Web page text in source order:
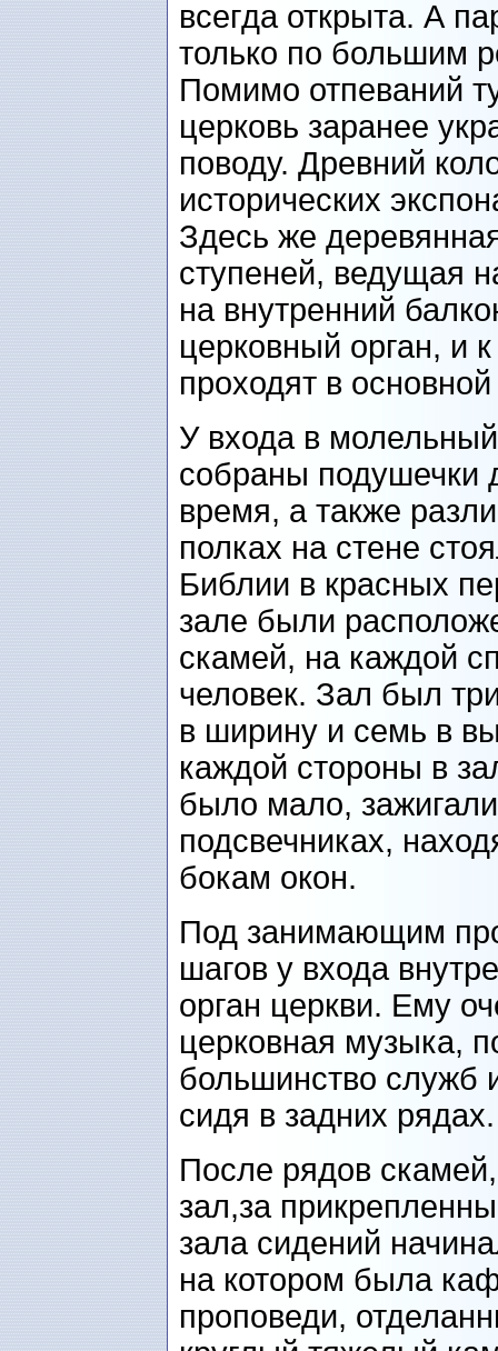
всегда открыта. А
только по большим
Помимо отпеваний
церковь заранее
поводу. Древний
исторических
Здесь же
ступеней, ведущая
на внутренний
церковный орган, и
проходят в
У входа в
собраны подушечки
время, а также
полках на стене
Библии в красных
зале были
скамей, на каждой
человек. Зал был
в ширину и семь в
каждой стороны в
было мало,
подсвечниках,
бокам окон.
Под занимающим
шагов у входа
орган церкви. Ему
церковная музыка,
большинство служб
сидя в задних рядах.
После рядов
зал,за
зала сидений
на котором была
проповеди,